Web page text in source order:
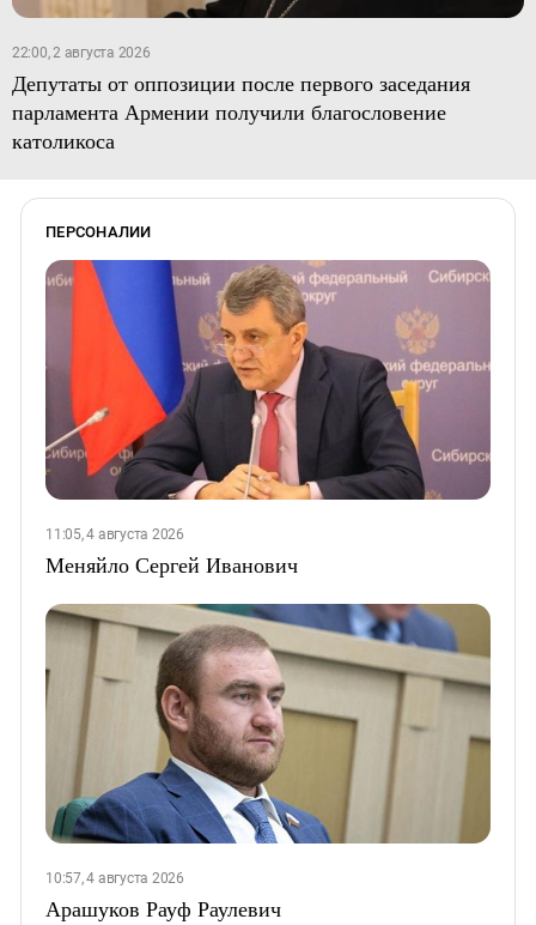
22:00, 2 августа 2026
Депутаты от оппозиции после первого заседания
парламента Армении получили благословение
католикоса
ПЕРСОНАЛИИ
11:05, 4 августа 2026
Меняйло Сергей Иванович
10:57, 4 августа 2026
Арашуков Рауф Раулевич